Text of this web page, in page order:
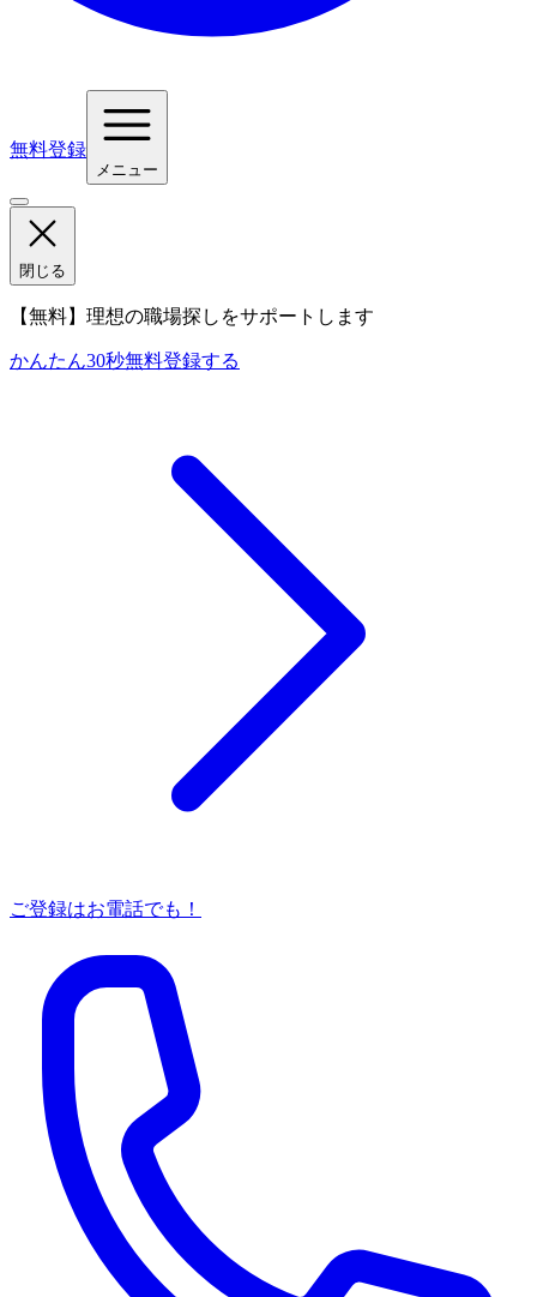
無料登録
メニュー
閉じる
【無料】理想の職場探しをサポートします
かんたん30秒無料登録する
ご登録はお電話でも！